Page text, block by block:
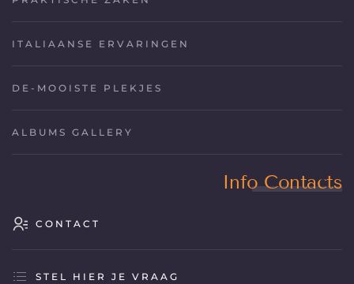
ITALIAANSE ERVARINGEN
DE-MOOISTE PLEKJES
ALBUMS GALLERY
Info Contacts
CONTACT
STEL HIER JE VRAAG